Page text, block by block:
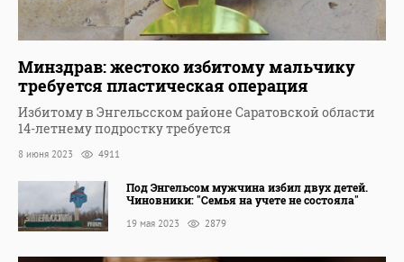
Минздрав: жестоко избитому мальчику
требуется пластическая операция
Избитому в Энгельсском районе Саратовской области
14-летнему подростку требуется
8 июня 2023 4911
Под Энгельсом мужчина избил двух детей.
Чиновники: "Семья на учете не состояла"
19 мая 2023 2879